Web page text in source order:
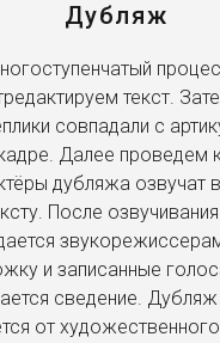
визитной
базе, которых мы
точно найдется
Вы можете сделать
голос Железного
мульт.персонажа.
актеров дубляжа,
голливудских
Поттер, Властелин
Престолов, Шерлок,
культовые
Дубляж
текст.
совпадали с
Далее проведем
дубляжа озвучат
После
и записанные
сведение.
от